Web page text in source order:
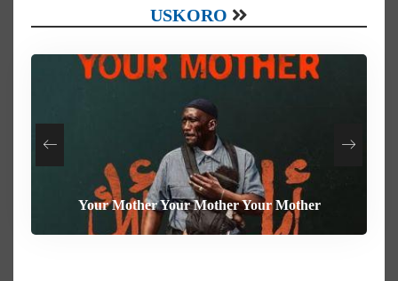
USKORO
The Weight
Your Mother Your Mother Your Mother
Heart of the Beast
Behemoth